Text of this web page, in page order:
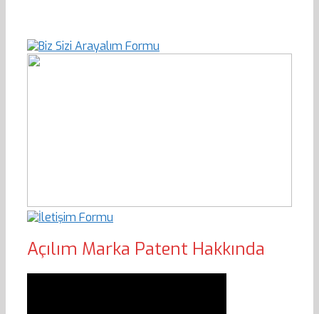
Açılım Marka Patent Hakkında